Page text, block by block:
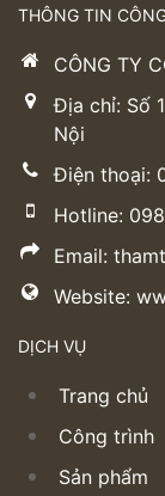
THÔNG TIN
CÔNG TY
Địa chỉ: Số
Nội
Điện thoại:
Hotline:
Email:
Website:
DỊCH VỤ
Trang chủ
Công trình
Sản phẩm